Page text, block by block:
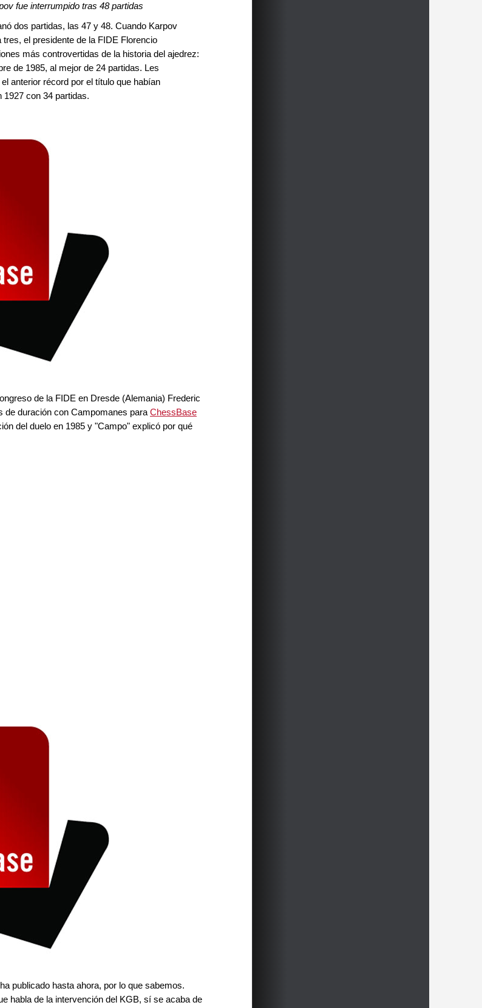
fue interrumpido tras 48 partidas
dos partidas, las 47 y 48. Cuando Karpov
el presidente de la FIDE Florencio
más controvertidas de la historia del ajedrez:
de 1985, al mejor de 24 partidas. Les
anterior récord por el título que habían
1927 con 34 partidas.
de la FIDE en Dresde (Alemania) Frederic
de duración con Campomanes para ChessBase
del duelo en 1985 y "Campo" explicó por qué
publicado hasta ahora, por lo que sabemos.
habla de la intervención del KGB, sí se acaba de